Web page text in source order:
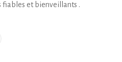
fiables et bienveillants .